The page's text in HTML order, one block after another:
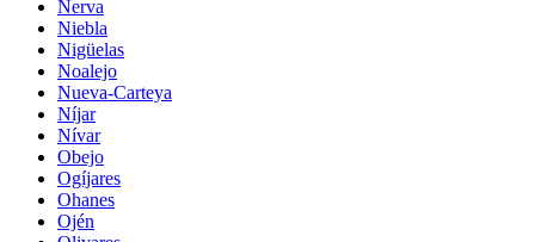
Nerva
Niebla
Nigüelas
Noalejo
Nueva-Carteya
Níjar
Nívar
Obejo
Ogíjares
Ohanes
Ojén